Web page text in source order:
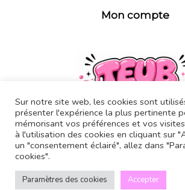
Mon compte
Copyright © 2026 Teub
Sur notre site web, les cookies sont
présenter l'expérience la plus pertinente
mémorisant vos préférences et vos
à l'utilisation des cookies en cliquant sur
un "consentement éclairé", allez dans
cookies".
Paramètres des cookies Accepter